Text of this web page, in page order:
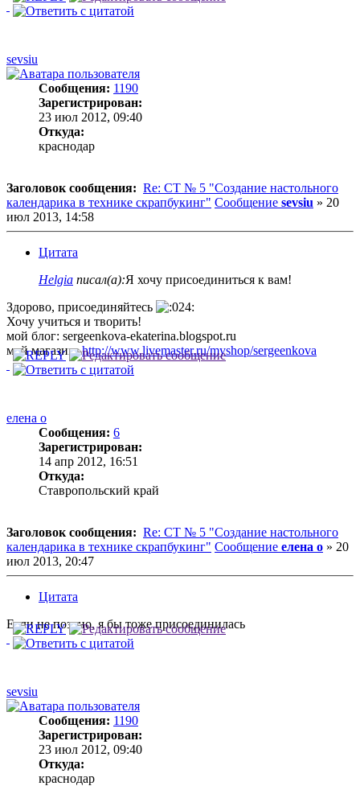
sevsiu
Сообщения: 1190
Зарегистрирован:
23 июл 2012, 09:40
Откуда:
краснодар
Заголовок сообщения: Re: СТ № 5 "Создание настольного
календарика в технике скрапбукинг" Сообщение sevsiu » 20
июл 2013, 14:58
Цитата
Helgia писал(а):Я хочу присоединиться к вам!
Здорово, присоединяйтесь
Хочу учиться и творить!
мой блог: sergeenkova-ekaterina.blogspot.ru
мой магазин:http://www.livemaster.ru/myshop/sergeenkova
елена о
Сообщения: 6
Зарегистрирован:
14 апр 2012, 16:51
Откуда:
Ставропольский край
Заголовок сообщения: Re: СТ № 5 "Создание настольного
календарика в технике скрапбукинг" Сообщение елена о » 20
июл 2013, 20:47
Цитата
Если не поздно, я бы тоже присоединилась
sevsiu
Сообщения: 1190
Зарегистрирован:
23 июл 2012, 09:40
Откуда:
краснодар